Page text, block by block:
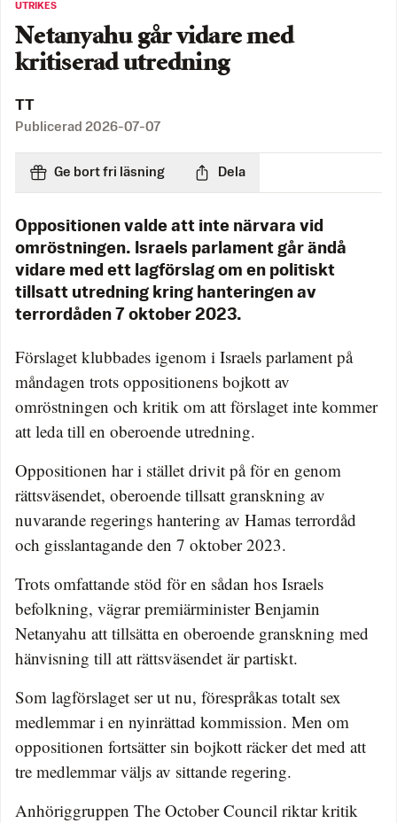
UTRIKES
Netanyahu går vidare med
kritiserad utredning
TT
Publicerad 2026-07-07
Ge bort fri läsning Dela
Oppositionen valde att inte närvara vid
omröstningen. Israels parlament går ändå
vidare med ett lagförslag om en politiskt
tillsatt utredning kring hanteringen av
terrordåden 7 oktober 2023.
Förslaget klubbades igenom i Israels parlament på
måndagen trots oppositionens bojkott av
omröstningen och kritik om att förslaget inte kommer
att leda till en oberoende utredning.
Oppositionen har i stället drivit på för en genom
rättsväsendet, oberoende tillsatt granskning av
nuvarande regerings hantering av Hamas terrordåd
och gisslantagande den 7 oktober 2023.
Trots omfattande stöd för en sådan hos Israels
befolkning, vägrar premiärminister Benjamin
Netanyahu att tillsätta en oberoende granskning med
hänvisning till att rättsväsendet är partiskt.
Som lagförslaget ser ut nu, förespråkas totalt sex
medlemmar i en nyinrättad kommission. Men om
oppositionen fortsätter sin bojkott räcker det med att
tre medlemmar väljs av sittande regering.
Anhöriggruppen The October Council riktar kritik